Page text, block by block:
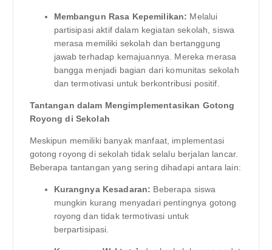
Membangun Rasa Kepemilikan: Melalui
partisipasi aktif dalam kegiatan sekolah, siswa
merasa memiliki sekolah dan bertanggung
jawab terhadap kemajuannya. Mereka merasa
bangga menjadi bagian dari komunitas sekolah
dan termotivasi untuk berkontribusi positif.
Tantangan dalam Mengimplementasikan Gotong
Royong di Sekolah
Meskipun memiliki banyak manfaat, implementasi
gotong royong di sekolah tidak selalu berjalan lancar.
Beberapa tantangan yang sering dihadapi antara lain:
Kurangnya Kesadaran: Beberapa siswa
mungkin kurang menyadari pentingnya gotong
royong dan tidak termotivasi untuk
berpartisipasi.